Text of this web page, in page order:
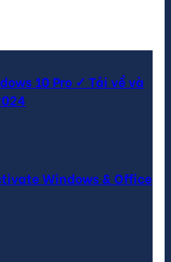
10 Pro ✓ Tải về và
Windows & Office